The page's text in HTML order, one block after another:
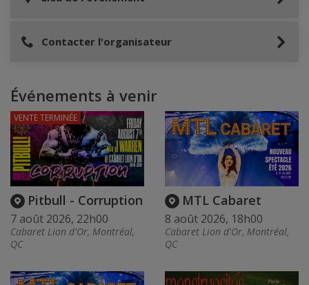
Contacter l'organisateur
Événements à venir
Pitbull - Corruption
7 août 2026, 22h00
Cabaret Lion d'Or, Montréal,
QC
VENTE TERMINÉE
MTL Cabaret
8 août 2026, 18h00
Cabaret Lion d'Or, Montréal,
QC